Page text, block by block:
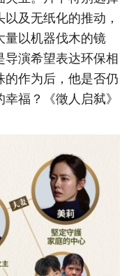
及无纸化的推动，
量以机器伐木的镜
导演希望表达环保相
的作为后，他是否仍
福？《徵人启弑》